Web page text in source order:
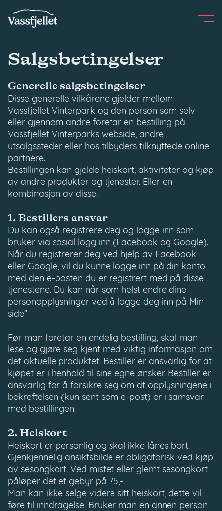
Salgsbetingelser
Generelle salgsbetingelser
Disse generelle vilkårene gjelder mellom
Vassfjellet Vinterpark og den person som selv
eller gjennom andre foretar en bestilling på
Vassfjellet Vinterparks webside, andre
utsalgssteder eller hos tilbyders tilknyttede online
partnere.
Bestillingen kan gjelde heiskort, aktiviteter og kjøp
av andre produkter og tjenester. Eller en
kombinasjon av disse.
1. Bestillers ansvar
Du kan også registrere deg og logge inn som
bruker via sosial logg inn (Facebook og Google).
Når du registrerer deg ved hjelp av Facebook
eller Google, vil du kunne logge inn på din konto
med den e-posten du er registrert med på disse
tjenestene. Du kan når som helst endre dine
personopplysninger ved å logge deg inn på Min
side”
Før man foretar en endelig bestilling, skal man
lese og gjøre seg kjent med viktig informasjon om
det aktuelle produktet. Bestiller er ansvarlig for at
kjøpet er i henhold til sine egne ønsker. Bestiller er
ansvarlig for å forsikre seg om at opplysningene i
bekreftelsen (kun sent som e-post) er i samsvar
med bestillingen.
2. Heiskort
Heiskort er personlig og skal ikke lånes bort.
Gjenkjennelig ansiktsbilde er obligatorisk ved kjøp
av sesongkort. Ved mistet eller glemt sesongkort
påløper det et gebyr på 75,-.
Man kan ikke selge videre sitt heiskort, dette vil
føre til inndragelse. Bruker man en annen person